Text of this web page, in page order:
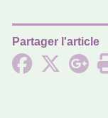
Partager l'article